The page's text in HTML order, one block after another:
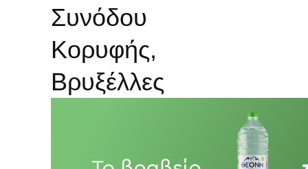
Συνόδου
Κορυφής,
Βρυξέλλες